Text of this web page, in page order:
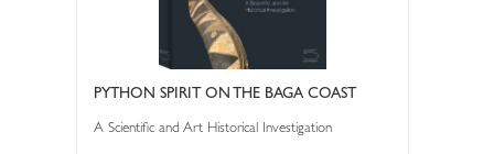
PYTHON SPIRIT ON THE BAGA COAST
A Scientific and Art Historical Investigation